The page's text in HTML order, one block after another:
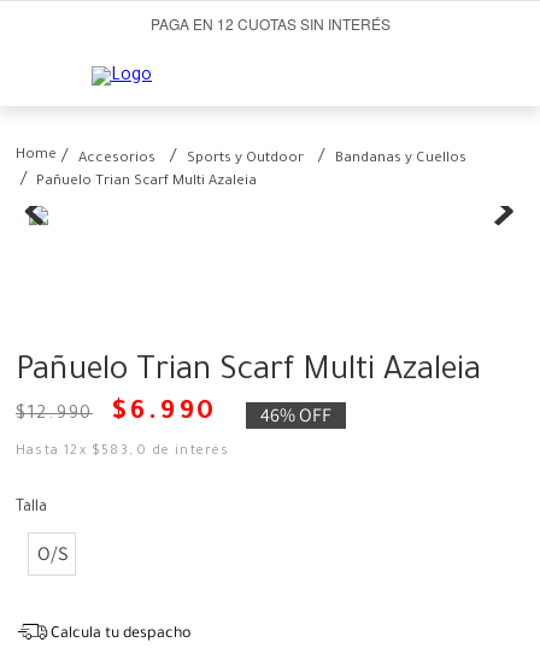
PAGA EN 12 CUOTAS SIN INTERÉS
Accesorios Sports y Outdoor
Bandanas y Cuellos
Pañuelo Trian Scarf Multi Azaleia
Pañuelo Trian Scarf Multi Azaleia
$12.990 $ 6 . 990 46%OFF
Hasta12 x $ 583 ,0 de interés
Talla
O/S
Calcula tu despacho